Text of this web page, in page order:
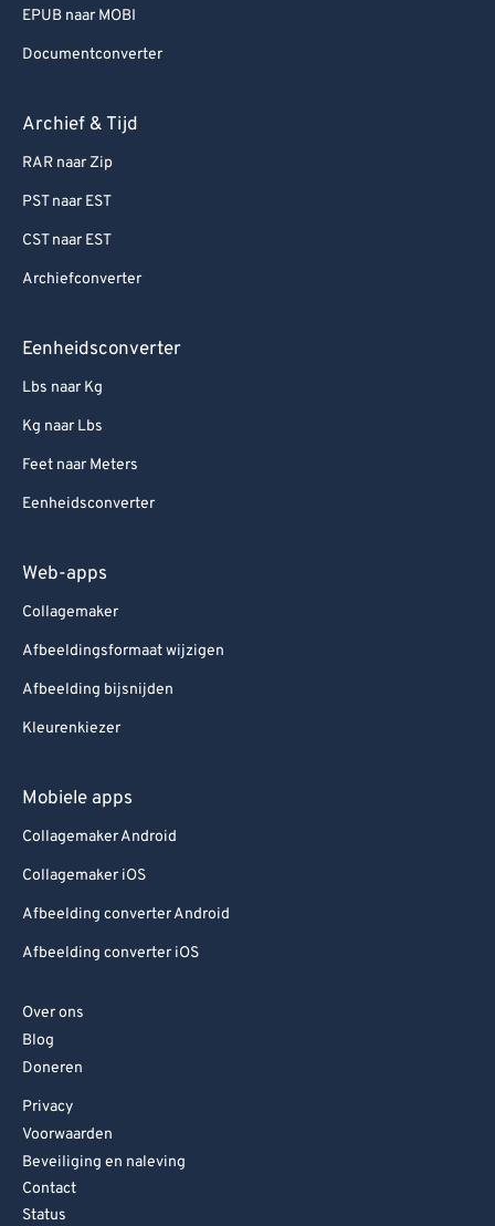
EPUB naar MOBI
Documentconverter
Archief & Tijd
RAR naar Zip
PST naar EST
CST naar EST
Archiefconverter
Eenheidsconverter
Lbs naar Kg
Kg naar Lbs
Feet naar Meters
Eenheidsconverter
Web-apps
Collagemaker
Afbeeldingsformaat wijzigen
Afbeelding bijsnijden
Kleurenkiezer
Mobiele apps
Collagemaker Android
Collagemaker iOS
Afbeelding converter Android
Afbeelding converter iOS
Over ons
Blog
Doneren
Privacy
Voorwaarden
Beveiliging en naleving
Contact
Status